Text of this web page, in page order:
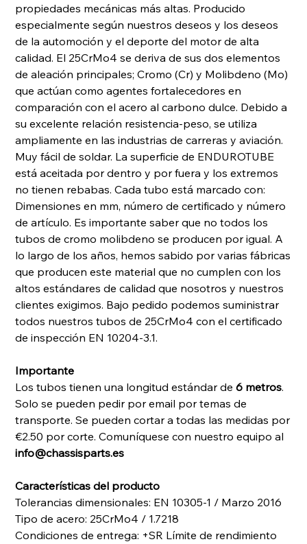
propiedades mecánicas más altas. Producido
especialmente según nuestros deseos y los deseos
de la automoción y el deporte del motor de alta
calidad. El 25CrMo4 se deriva de sus dos elementos
de aleación principales; Cromo (Cr) y Molibdeno (Mo)
que actúan como agentes fortalecedores en
comparación con el acero al carbono dulce. Debido a
su excelente relación resistencia-peso, se utiliza
ampliamente en las industrias de carreras y aviación.
Muy fácil de soldar. La superficie de ENDUROTUBE
está aceitada por dentro y por fuera y los extremos
no tienen rebabas. Cada tubo está marcado con:
Dimensiones en mm, número de certificado y número
de artículo. Es importante saber que no todos los
tubos de cromo molibdeno se producen por igual. A
lo largo de los años, hemos sabido por varias fábricas
que producen este material que no cumplen con los
altos estándares de calidad que nosotros y nuestros
clientes exigimos. Bajo pedido podemos suministrar
todos nuestros tubos de 25CrMo4 con el certificado
de inspección EN 10204-3.1.
Importante
Los tubos tienen una longitud estándar de 6 metros.
Solo se pueden pedir por email por temas de
transporte. Se pueden cortar a todas las medidas por
€2.50 por corte. Comuníquese con nuestro equipo al
info@chassisparts.es
Características del producto
Tolerancias dimensionales: EN 10305-1 / Marzo 2016
Tipo de acero: 25CrMo4 / 1.7218
Condiciones de entrega: +SR Límite de rendimiento